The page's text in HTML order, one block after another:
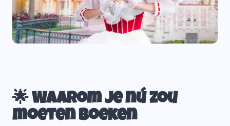
🌟 Waarom je nú zou
moeten boeken